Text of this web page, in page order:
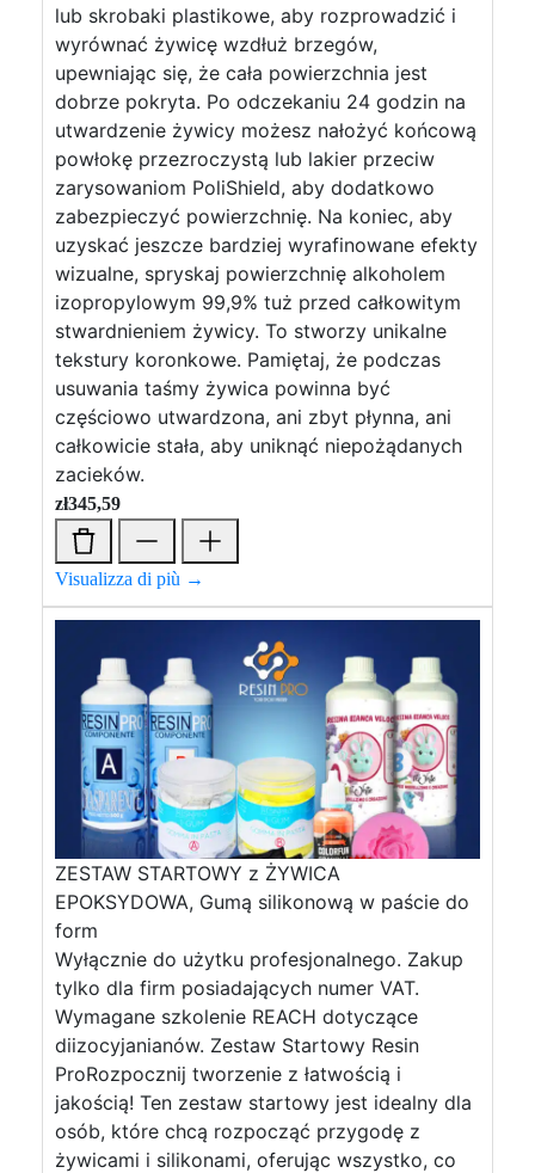
lub skrobaki plastikowe, aby rozprowadzić i
wyrównać żywicę wzdłuż brzegów,
upewniając się, że cała powierzchnia jest
dobrze pokryta. Po odczekaniu 24 godzin na
utwardzenie żywicy możesz nałożyć końcową
powłokę przezroczystą lub lakier przeciw
zarysowaniom PoliShield, aby dodatkowo
zabezpieczyć powierzchnię. Na koniec, aby
uzyskać jeszcze bardziej wyrafinowane efekty
wizualne, spryskaj powierzchnię alkoholem
izopropylowym 99,9% tuż przed całkowitym
stwardnieniem żywicy. To stworzy unikalne
tekstury koronkowe. Pamiętaj, że podczas
usuwania taśmy żywica powinna być
częściowo utwardzona, ani zbyt płynna, ani
całkowicie stała, aby uniknąć niepożądanych
zacieków.
zł345,59
Visualizza di più →
ZESTAW STARTOWY z ŻYWICA
EPOKSYDOWA, Gumą silikonową w paście do
form
Wyłącznie do użytku profesjonalnego. Zakup
tylko dla firm posiadających numer VAT.
Wymagane szkolenie REACH dotyczące
diizocyjanianów. Zestaw Startowy Resin
ProRozpocznij tworzenie z łatwością i
jakością! Ten zestaw startowy jest idealny dla
osób, które chcą rozpocząć przygodę z
żywicami i silikonami, oferując wszystko, co